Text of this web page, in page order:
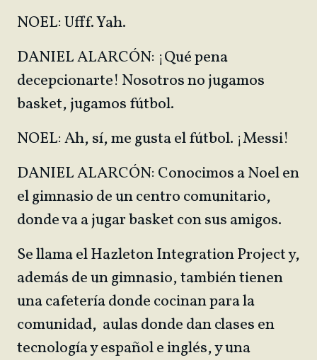
NOEL: Ufff. Yah.
DANIEL ALARCÓN: ¡Qué pena
decepcionarte! Nosotros no jugamos
basket, jugamos fútbol.
NOEL: Ah, sí, me gusta el fútbol. ¡Messi!
DANIEL ALARCÓN: Conocimos a Noel en
el gimnasio de un centro comunitario,
donde va a jugar basket con sus amigos.
Se llama el Hazleton Integration Project y,
además de un gimnasio, también tienen
una cafetería donde cocinan para la
comunidad, aulas donde dan clases en
tecnología y español e inglés, y una